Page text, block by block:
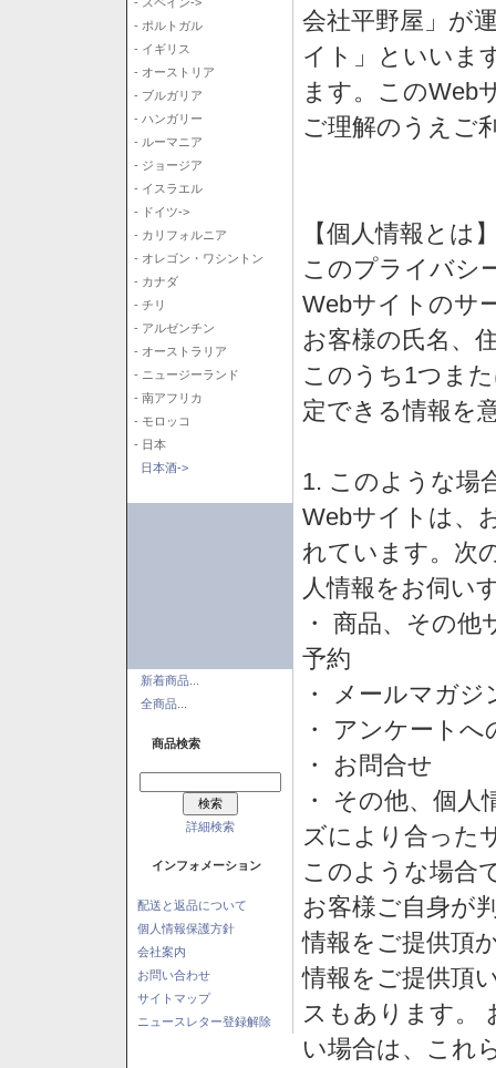
- ポルトガル
- イギリス
- オーストリア
- ブルガリア
- ハンガリー
- ルーマニア
- ジョージア
- イスラエル
- ドイツ->
- カリフォルニア
- オレゴン・ワシントン
- カナダ
- チリ
- アルゼンチン
- オーストラリア
- ニュージーランド
- 南アフリカ
- モロッコ
- 日本
日本酒->
新着商品...
全商品...
商品検索
詳細検索
インフォメーション
配送と返品について
個人情報保護方針
会社案内
お問い合わせ
サイトマップ
ニュースレター登録解除
会社平野屋」が
イト」といいま
ます。このWeb
ご理解のうえご
【個人情報とは
このプライバシ
Webサイトのサ
お客様の氏名、
このうち1つま
定できる情報を
1. このような場
Webサイトは、
れています。次
人情報をお伺い
・ 商品、その
予約
・ メールマガ
・ アンケートへ
・ お問合せ
・ その他、個
ズにより合った
このような場合
お客様ご自身が
情報をご提供頂
情報をご提供頂
スもあります。
い場合は、これ